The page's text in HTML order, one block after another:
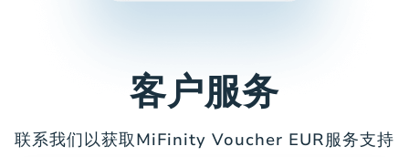
客户服务
联系我们以获取MiFinity Voucher EUR服务支持